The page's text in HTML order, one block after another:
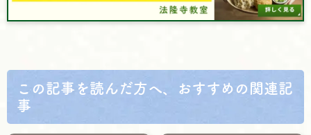
この記事を読んだ方へ、おすすめの関連記
事